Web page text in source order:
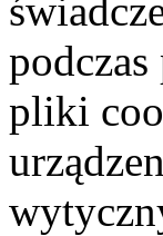
pliki